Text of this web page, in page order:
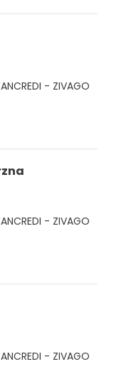
- ZIVAGO
- ZIVAGO
- ZIVAGO